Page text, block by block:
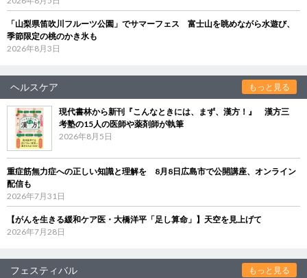
「山梨県笛吹川フルーツ公園」でサマーフェス 富士山を眺めながら水遊び、
季節限定の桃のかき氷も
2026年8月3日
ヘルスケア もっと見る
現代書林から新刊『こんなときには、まず、漢方！』 漢方三
考塾の15人の医師や薬剤師が執筆
2026年8月5日
重症筋無力症への正しい知識と理解を 8月8日広島市で公開講座、オンライン
配信も
2026年7月31日
【がんを生きる緩和ケア医・大橋洋平「足し算命」】天空を見上げて
2026年7月28日
フェスティバル もっと見る